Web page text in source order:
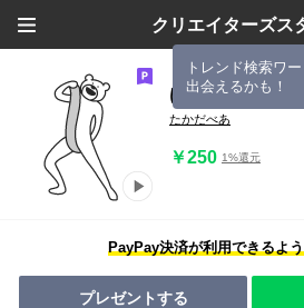
クリエイターズス
トレンド検索ワ
出会えるかも！
けたたましく動
たかだべあ
￥250 1%還元
PayPay決済が利用できるよ
プレゼントする